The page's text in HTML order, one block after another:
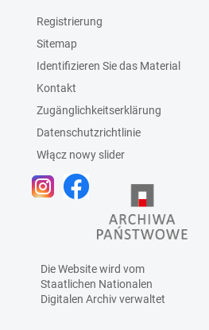
Registrierung
Sitemap
Identifizieren Sie das Material
Kontakt
Zugänglichkeitserklärung
Datenschutzrichtlinie
Włącz nowy slider
Die Website wird vom
Staatlichen Nationalen
Digitalen Archivverwaltet